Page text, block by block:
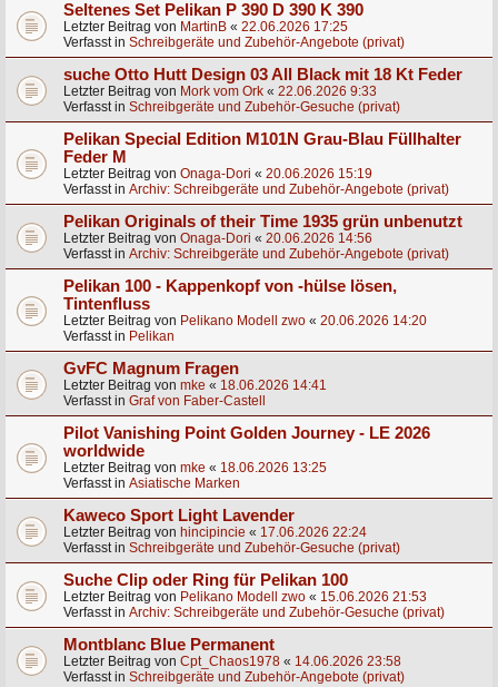
Seltenes Set Pelikan P 390 D 390 K 390
Letzter Beitrag von MartinB « 22.06.2026 17:25
Verfasst in Schreibgeräte und Zubehör-Angebote (privat)
suche Otto Hutt Design 03 All Black mit 18 Kt Feder
Letzter Beitrag von Mork vom Ork « 22.06.2026 9:33
Verfasst in Schreibgeräte und Zubehör-Gesuche (privat)
Pelikan Special Edition M101N Grau-Blau Füllhalter
Feder M
Letzter Beitrag von Onaga-Dori « 20.06.2026 15:19
Verfasst in Archiv: Schreibgeräte und Zubehör-Angebote (privat)
Pelikan Originals of their Time 1935 grün unbenutzt
Letzter Beitrag von Onaga-Dori « 20.06.2026 14:56
Verfasst in Archiv: Schreibgeräte und Zubehör-Angebote (privat)
Pelikan 100 - Kappenkopf von -hülse lösen,
Tintenfluss
Letzter Beitrag von Pelikano Modell zwo « 20.06.2026 14:20
Verfasst in Pelikan
GvFC Magnum Fragen
Letzter Beitrag von mke « 18.06.2026 14:41
Verfasst in Graf von Faber-Castell
Pilot Vanishing Point Golden Journey - LE 2026
worldwide
Letzter Beitrag von mke « 18.06.2026 13:25
Verfasst in Asiatische Marken
Kaweco Sport Light Lavender
Letzter Beitrag von hincipincie « 17.06.2026 22:24
Verfasst in Schreibgeräte und Zubehör-Gesuche (privat)
Suche Clip oder Ring für Pelikan 100
Letzter Beitrag von Pelikano Modell zwo « 15.06.2026 21:53
Verfasst in Archiv: Schreibgeräte und Zubehör-Gesuche (privat)
Montblanc Blue Permanent
Letzter Beitrag von Cpt_Chaos1978 « 14.06.2026 23:58
Verfasst in Schreibgeräte und Zubehör-Angebote (privat)